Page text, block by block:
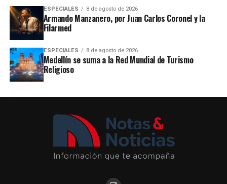
ESPECIALES 8 de agosto de 2026
Armando Manzanero, por Juan Carlos Coronel y la
Filarmed
ESPECIALES 8 de agosto de 2026
Medellín se suma a la Red Mundial de Turismo
Religioso